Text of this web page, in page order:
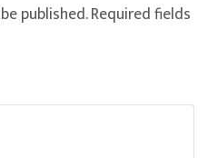
published.Required fields